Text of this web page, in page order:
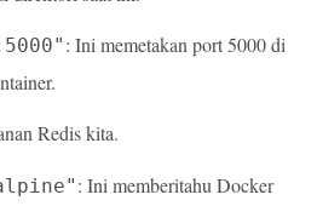
: Ini memetakan port 5000 di
Redis kita.
: Ini memberitahu Docker